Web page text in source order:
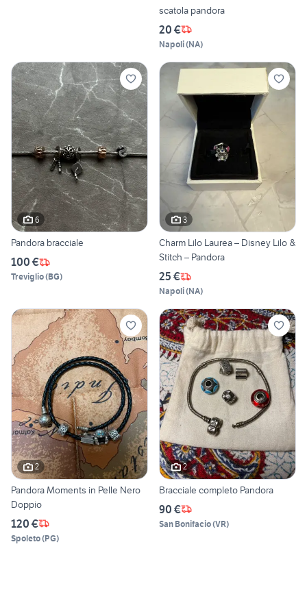
scatola pandora
20 €
Napoli(NA)
6
Pandora bracciale
100 €
Treviglio(BG)
3
Charm Lilo Laurea – Disney Lilo &
Stitch – Pandora
25 €
Napoli(NA)
2
Pandora Moments in Pelle Nero
Doppio
120 €
Spoleto(PG)
2
Bracciale completo Pandora
90 €
San Bonifacio(VR)